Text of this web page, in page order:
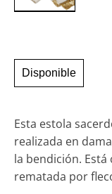
Disponible
Esta estola
realizada en
la bendición.
rematada por